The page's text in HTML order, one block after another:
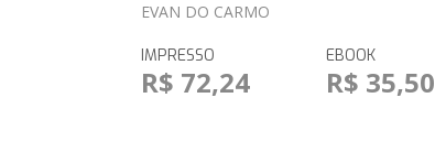
EVAN DO CARMO
IMPRESSO
R$ 72,24
EBOOK
R$ 35,50